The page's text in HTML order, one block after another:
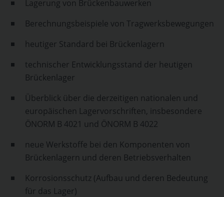
Lagerung von Brückenbauwerken
Berechnungsbeispiele von Tragwerksbewegungen
heutiger Standard bei Brückenlagern
technischer Entwicklungsstand der heutigen
Brückenlager
Überblick über die derzeitigen nationalen und
europäischen Lagervorschriften, insbesondere
ÖNORM B 4021 und ÖNORM B 4022
neue Werkstoffe bei den Komponenten von
Brückenlagern und deren Betriebsverhalten
Korrosionsschutz (Aufbau und deren Bedeutung
für das Lager)